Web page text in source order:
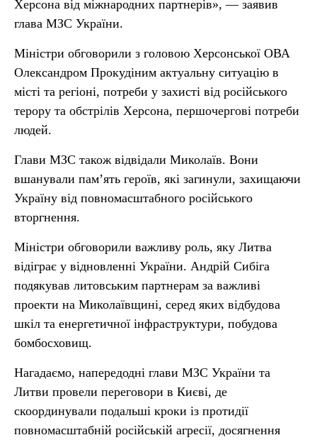
Херсона від міжнародних партнерів», — заявив
глава МЗС України.
Міністри обговорили з головою Херсонської ОВА
Олександром Прокудіним актуальну ситуацію в
місті та регіоні, потреби у захисті від російського
терору та обстрілів Херсона, першочергові потреби
людей.
Глави МЗС також відвідали Миколаїв. Вони
вшанували памʼять героїв, які загинули, захищаючи
Україну від повномасштабного російського
вторгнення.
Міністри обговорили важливу роль, яку Литва
відіграє у відновленні України. Андрій Сибіга
подякував литовським партнерам за важливі
проекти на Миколаївщині, серед яких відбудова
шкіл та енергетичної інфраструктури, побудова
бомбосховищ.
Нагадаємо, напередодні глави МЗС України та
Литви провели переговори в Києві, де
скоординували подальші кроки із протидії
повномасштабній російській агресії, досягнення